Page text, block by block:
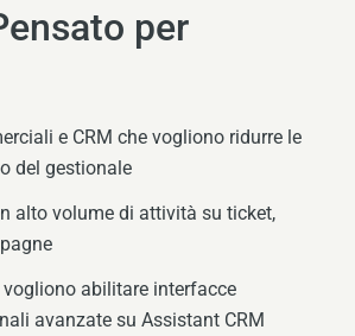
per
e CRM che vogliono ridurre le
del gestionale
alto volume di attività su ticket,
vogliono abilitare interfacce
avanzate su Assistant CRM